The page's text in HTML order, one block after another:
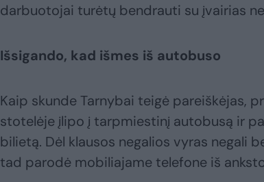
darbuotojai turėtų bendrauti su įvairias
Išsigando, kad išmes iš autobuso
Kaip skunde Tarnybai teigė pareiškėjas,
stotelėje įlipo į tarpmiestinį autobusą ir
bilietą. Dėl klausos negalios vyras negali
tad parodė mobiliajame telefone iš